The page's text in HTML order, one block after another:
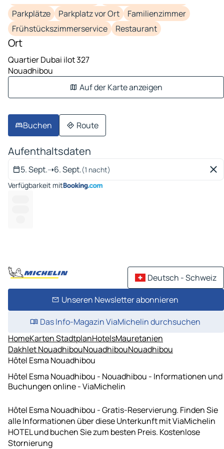
Parkplätze
Parkplatz vor Ort
Familienzimmer
Frühstückszimmerservice
Restaurant
Ort
Quartier Dubai ilot 327
Nouadhibou
Auf der Karte anzeigen
Buchen Route
Aufenthaltsdaten
5. Sept.➝6. Sept.(1 nacht)
Verfügbarkeit mit
Deutsch - Schweiz
Unseren Newsletter abonnieren
Das Info-Magazin ViaMichelin durchsuchen
HomeKarten StadtplanHotelsMauretanien
Dakhlet NouadhibouNouadhibouNouadhibou
Hôtel Esma Nouadhibou
Hôtel Esma Nouadhibou - Nouadhibou - Informationen und
Buchungen online - ViaMichelin
Hôtel Esma Nouadhibou - Gratis-Reservierung. Finden Sie
alle Informationen über diese Unterkunft mit ViaMichelin
HOTEL und buchen Sie zum besten Preis. Kostenlose
Stornierung